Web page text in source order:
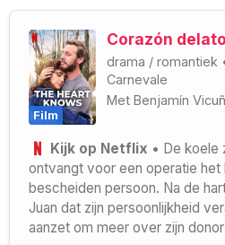
Film
Corazón
drama / romantiek
Carnevale
Met Benjamín
Kijk op Netflix • De koele
ontvangt voor een operatie het
bescheiden persoon. Na de
Juan dat zijn persoonlijkheid
aanzet om meer over zijn